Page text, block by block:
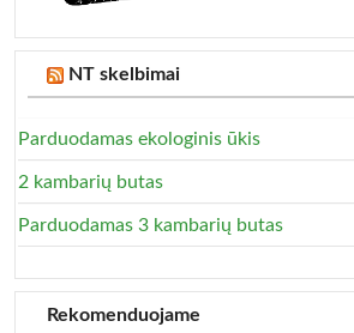
NT skelbimai
Parduodamas ekologinis ūkis
2 kambarių butas
Parduodamas 3 kambarių butas
Rekomenduojame